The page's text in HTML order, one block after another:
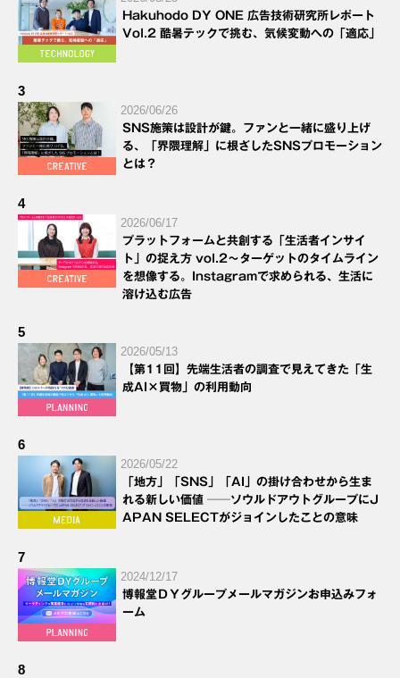
Hakuhodo DY ONE 広告技術研究所レポート
Vol.2 酷暑テックで挑む、気候変動への「適応」
3
2026/06/26
SNS施策は設計が鍵。ファンと一緒に盛り上げ
る、「界隈理解」に根ざしたSNSプロモーション
とは？
4
2026/06/17
プラットフォームと共創する「生活者インサイ
ト」の捉え方 vol.2～ターゲットのタイムライン
を想像する。Instagramで求められる、生活に
溶け込む広告
5
2026/05/13
【第11回】先端生活者の調査で見えてきた「生
成AI×買物」の利用動向
6
2026/05/22
「地方」「SNS」「AI」の掛け合わせから生ま
れる新しい価値 ──ソウルドアウトグループにJ
APAN SELECTがジョインしたことの意味
7
2024/12/17
博報堂ＤＹグループメールマガジンお申込みフォ
ーム
8